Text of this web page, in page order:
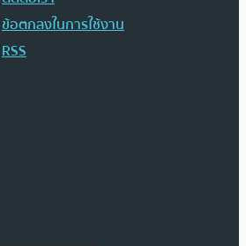
ข้อตกลงในการใช้งาน
RSS